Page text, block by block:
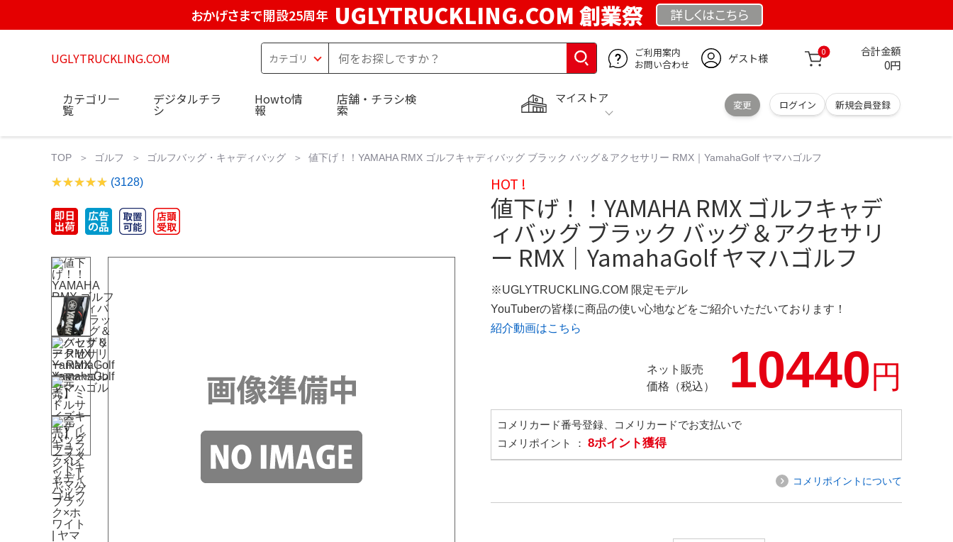
おかげさまで開設25周年 UGLYTRUCKLING.COM 創業祭 詳しくはこちら
UGLYTRUCKLING.COM
ご利用案内
お問い合わせ
ゲスト様 0 合計金額
0円
マイストア
変更 ログイン 新規会員登録
カテゴリ一
覧
デジタルチラ
シ
Howto情
報
店舗・チラシ検
索
TOP ゴルフ ゴルフバッグ・キャディバッグ 値下げ！！YAMAHA RMX ゴルフキャディバッグ ブラック バッグ＆アクセサリー RMX｜YamahaGolf ヤマハゴルフ
(3128) HOT !
値下げ！！YAMAHA RMX ゴルフキャデ
ィバッグ ブラック バッグ＆アクセサリ
ー RMX｜YamahaGolf ヤマハゴルフ
※UGLYTRUCKLING.COM 限定モデル
YouTuberの皆様に商品の使い心地などをご紹介いただいております！
紹介動画はこちら
ネット販売
価格（税込）
10440円
コメリカード番号登録、コメリカードでお支払いで
コメリポイント ： 8ポイント獲得
コメリポイントについて